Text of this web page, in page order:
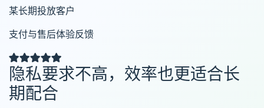
某长期投放客户
支付与售后体验反馈
隐私要求不高，效率也更适合长
期配合